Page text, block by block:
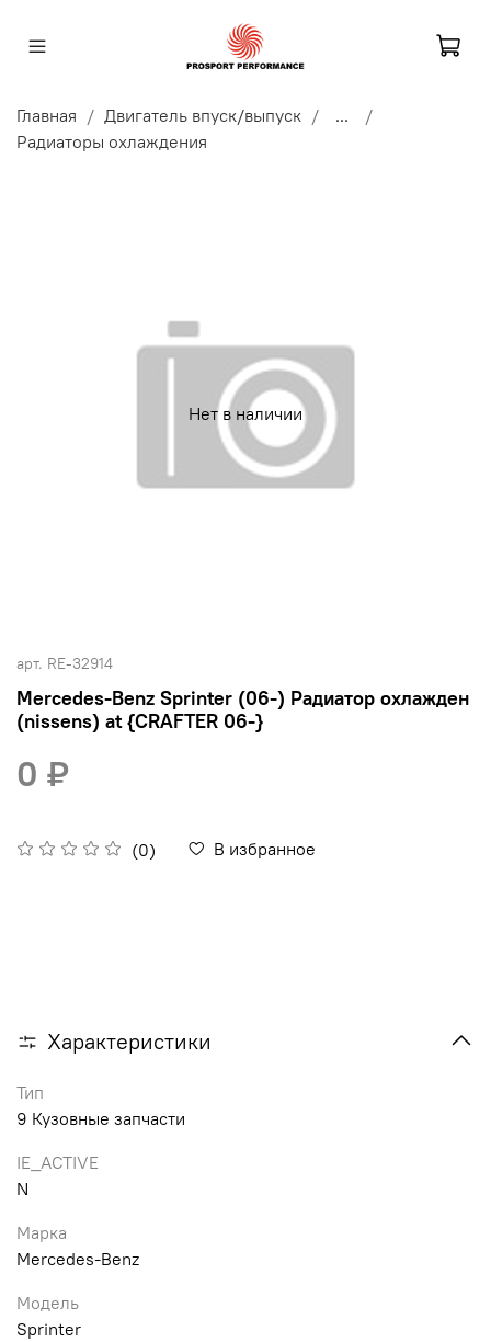
Главная Двигатель впуск/выпуск
...
Радиаторы охлаждения
Нет в наличии
арт. RE-32914
Mercedes-Benz Sprinter (06-) Радиатор охлажден
(nissens) at {CRAFTER 06-}
(0) В избранное
0 ₽
Характеристики
Тип
9 Кузовные запчасти
IE_ACTIVE
N
Марка
Mercedes-Benz
Модель
Sprinter